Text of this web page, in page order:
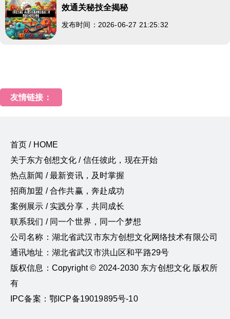
效通关秘技全揭秘
发布时间：2026-06-27 21:25:32
友情链接：
首页 / HOME
关于东方创想文化 / 信任彼此，现在开始
热点新闻 / 最新资讯，及时掌握
招商加盟 / 合作共赢，奔赴成功
案例展示 / 实践分享，共同成长
联系我们 / 同一个世界，同一个梦想
公司名称：湖北省武汉市东方创想文化网络技术有限公司
通讯地址：湖北省武汉市洪山区和平路29号
版权信息：Copyright © 2024-2030 东方创想文化 版权所
有
IPC备案：鄂ICP备19019895号-10